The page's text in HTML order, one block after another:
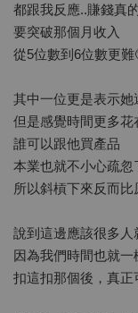
都跟我反應..賺錢真
要突破那個月收入
從5位數到6位數更難
其中一位更是表示她
但是感覺時間更多花
誰可以跟他買產品
本業也就不小心疏忽
所以斜槓下來反而比
說到這邊應該很多
因為我們時間也就一
扣這扣那個後，真正